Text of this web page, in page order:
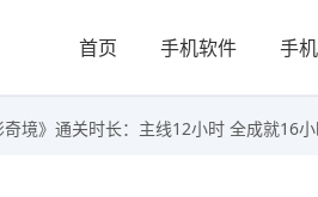
首页 手机软件 手
境》通关时长：主线12小时 全成就16小